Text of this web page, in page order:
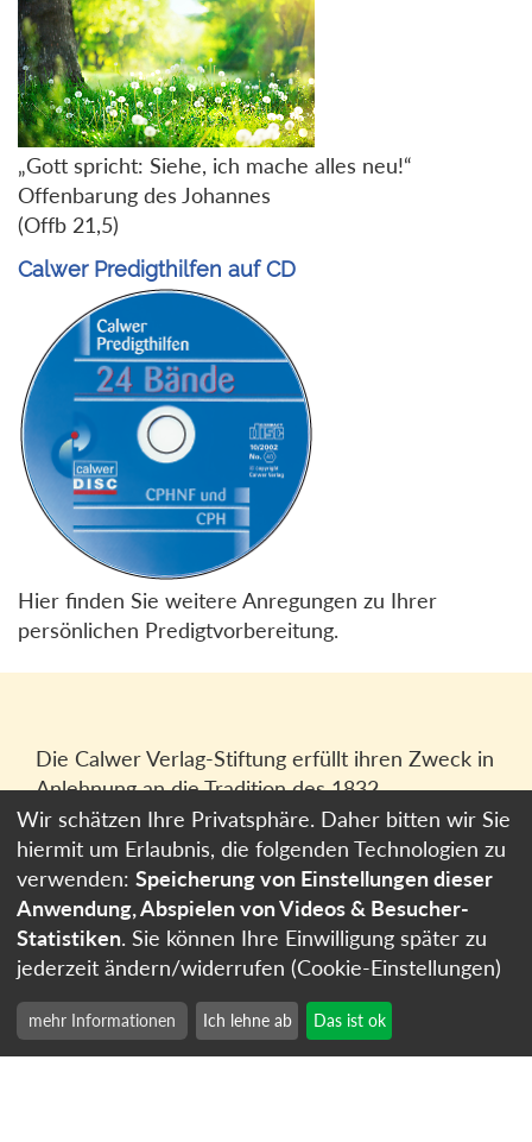
„Gott spricht: Siehe, ich mache alles neu!“
Offenbarung des Johannes
(Offb 21,5)
Calwer Predigthilfen auf CD
Hier finden Sie weitere Anregungen zu Ihrer
persönlichen Predigtvorbereitung.
Die Calwer Verlag-Stiftung erfüllt ihren Zweck in
Anlehnung an die Tradition des 1832
gegründeten Calwer Verlagsvereins, der
heutigen Calwer Verlag Bücher und Medien
GmbHin Stuttgart.
Impressum
Datenschutzerklärung
Cookie-Einstellungen
Wir schätzen Ihre Privatsphäre. Daher bitten wir Sie
hiermit um Erlaubnis, die folgenden Technologien zu
verwenden: Speicherung von Einstellungen dieser
Anwendung, Abspielen von Videos & Besucher-
Statistiken. Sie können Ihre Einwilligung später zu
jederzeit ändern/widerrufen (Cookie-Einstellungen)
mehr Informationen Ich lehne ab Das ist ok